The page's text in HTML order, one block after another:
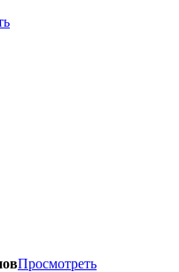
Просмотреть